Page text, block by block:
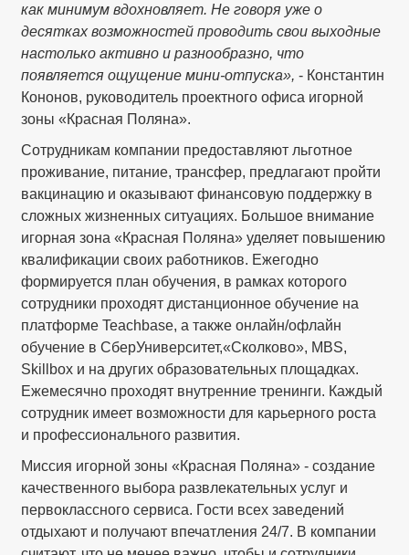
как минимум вдохновляет. Не говоря уже о
десятках возможностей проводить свои выходные
настолько активно и разнообразно, что
появляется ощущение мини-отпуска», - Константин
Кононов, руководитель проектного офиса игорной
зоны «Красная Поляна».
Сотрудникам компании предоставляют льготное
проживание, питание, трансфер, предлагают пройти
вакцинацию и оказывают финансовую поддержку в
сложных жизненных ситуациях. Большое внимание
игорная зона «Красная Поляна» уделяет повышению
квалификации своих работников. Ежегодно
формируется план обучения, в рамках которого
сотрудники проходят дистанционное обучение на
платформе Teachbase, а также онлайн/офлайн
обучение в СберУниверситет,«Сколково», MBS,
Skillbox и на других образовательных площадках.
Ежемесячно проходят внутренние тренинги. Каждый
сотрудник имеет возможности для карьерного роста
и профессионального развития.
Миссия игорной зоны «Красная Поляна» - создание
качественного выбора развлекательных услуг и
первоклассного сервиса. Гости всех заведений
отдыхают и получают впечатления 24/7. В компании